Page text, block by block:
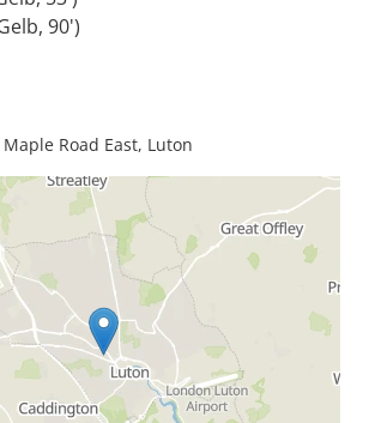
90')
Road East, Luton